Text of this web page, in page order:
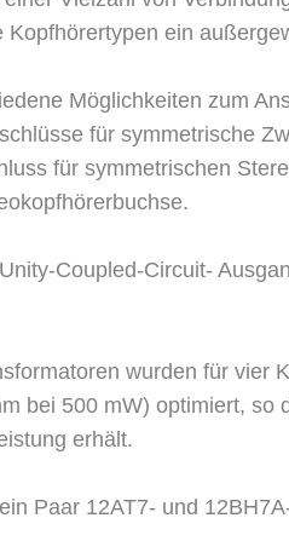
ein
Möglichkeiten zum
für symmetrische
für symmetrischen
Coupled-Circuit-
wurden für vier
bei 500 mW) optimiert,
erhält.
Paar 12AT7- und